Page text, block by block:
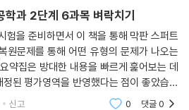
학과 2단계 6과목 벼락치기
험을 준비하면서 이 책을 통해 막판 스퍼트
원문제를 통해 어떤 유형의 문제가 나오는
약집은 방대한 내용을 빠르게 훑어보는 데
된 평가영역을 반영했다는 점이 좋았습니
막막했는데, 이 책 덕분에 방향을 잡고 효율
신고 0 댓글0